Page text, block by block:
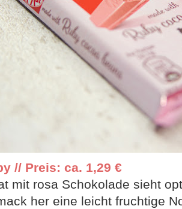
// Preis: ca. 1,29 €
mit rosa Schokolade sieht
her eine leicht fruchtige